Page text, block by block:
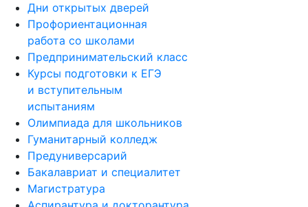
Дни открытых дверей
Профориентационная
работа со школами
Предпринимательский класс
Курсы подготовки к ЕГЭ
и вступительным
испытаниям
Олимпиада для школьников
Гуманитарный колледж
Предуниверсарий
Бакалавриат и специалитет
Магистратура